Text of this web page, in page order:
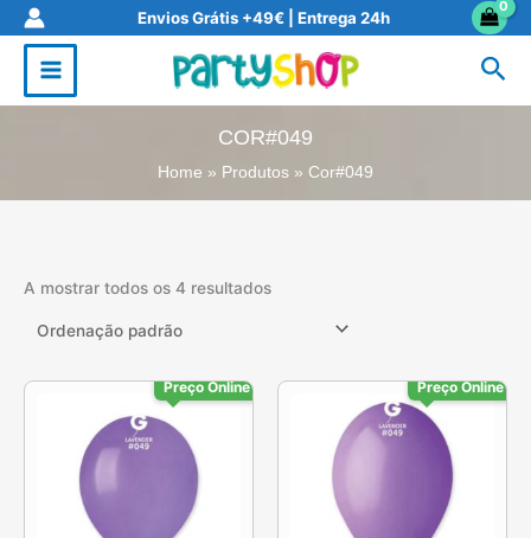
Skip
content
Envios Grátis +49€ | Entrega 24h
COR#049
Home Produtos Cor#049
A mostrar todos os 4 resultados
Preço Online Preço Online